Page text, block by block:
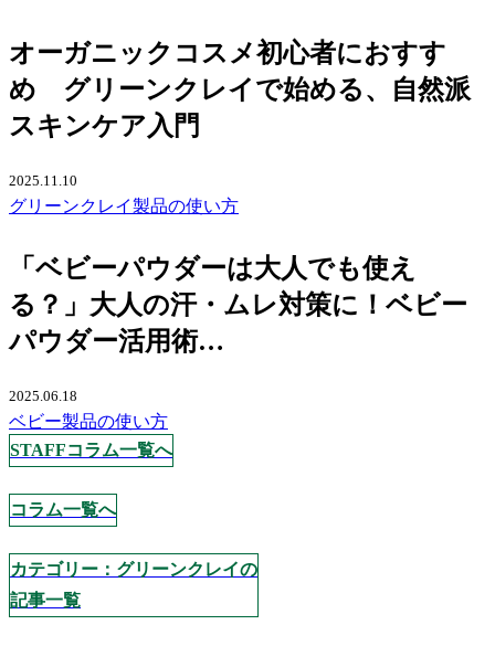
オーガニックコスメ初心者におすす
め グリーンクレイで始める、自然派
スキンケア入門
2025.11.10
グリーンクレイ製品の使い方
「ベビーパウダーは大人でも使え
る？」大人の汗・ムレ対策に！ベビー
パウダー活用術…
2025.06.18
ベビー製品の使い方
STAFFコラム一覧へ
コラム一覧へ
カテゴリー：グリーンクレイの
記事一覧